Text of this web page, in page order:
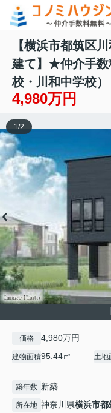
【横浜市都筑区
建て】★仲介手
校・川和中学校）
4,980万円
1/2
価格 4,980万円
建物面積95.44㎡ 土地
築年数 新築
所在地 神奈川県横浜市都